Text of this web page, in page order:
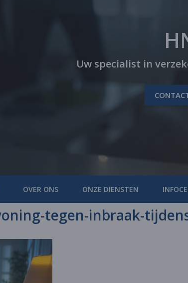
Uw specialist in
OVER ONS ONZE DIENSTEN
tegen-inbraak-